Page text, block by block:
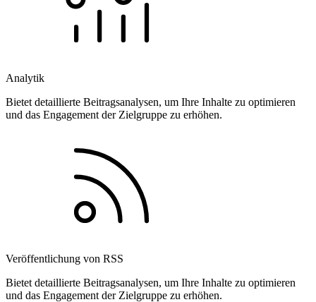
Analytik
Bietet detaillierte Beitragsanalysen, um Ihre Inhalte zu optimieren
und das Engagement der Zielgruppe zu erhöhen.
Veröffentlichung von RSS
Bietet detaillierte Beitragsanalysen, um Ihre Inhalte zu optimieren
und das Engagement der Zielgruppe zu erhöhen.